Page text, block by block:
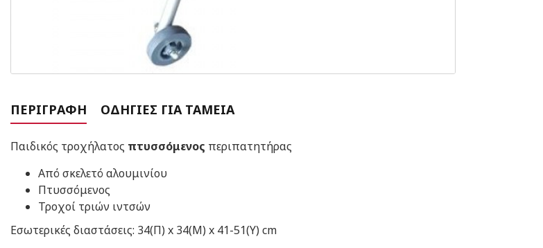
ΠΕΡΙΓΡΑΦΉ ΟΔΗΓΊΕΣ ΓΙΑ ΤΑΜΕΊΑ
Παιδικός τροχήλατος πτυσσόμενος περιπατητήρας
Από σκελετό αλουμινίου
Πτυσσόμενος
Τροχοί τριών ιντσών
Εσωτερικές διαστάσεις: 34(Π) x 34(Μ) x 41-51(Υ) cm